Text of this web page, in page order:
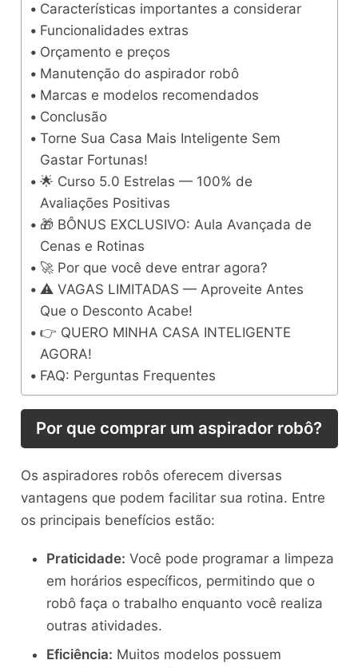
Características importantes a considerar
Funcionalidades extras
Orçamento e preços
Manutenção do aspirador robô
Marcas e modelos recomendados
Conclusão
Torne Sua Casa Mais Inteligente Sem
Gastar Fortunas!
🌟 Curso 5.0 Estrelas — 100% de
Avaliações Positivas
🎁 BÔNUS EXCLUSIVO: Aula Avançada de
Cenas e Rotinas
🚀 Por que você deve entrar agora?
⚠️ VAGAS LIMITADAS — Aproveite Antes
Que o Desconto Acabe!
👉 QUERO MINHA CASA INTELIGENTE
AGORA!
FAQ: Perguntas Frequentes
Por que comprar um aspirador robô?
Os aspiradores robôs oferecem diversas
vantagens que podem facilitar sua rotina. Entre
os principais benefícios estão:
Praticidade: Você pode programar a limpeza
em horários específicos, permitindo que o
robô faça o trabalho enquanto você realiza
outras atividades.
Eficiência: Muitos modelos possuem